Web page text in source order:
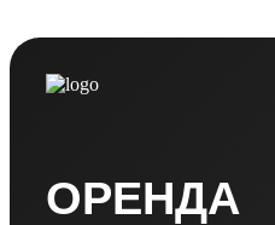
ОРЕНДА